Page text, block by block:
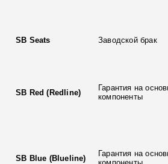
SB Seats Заводской брак
SB Red (Redline)
Гарантия на
компоненты
SB Blue (Blueline)
Гарантия на